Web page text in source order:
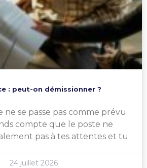
: peut-on démissionner ?
ne se passe pas comme prévu
compte que le poste ne
pas à tes attentes et tu
24 juillet 2026